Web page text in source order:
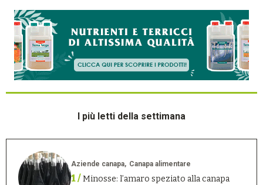
I più letti della settimana
Aziende canapa Canapa alimentare
1 /Minosse: l’amaro speziato alla canapa